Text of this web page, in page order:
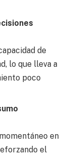
de
lo que lleva a
poco
en
el